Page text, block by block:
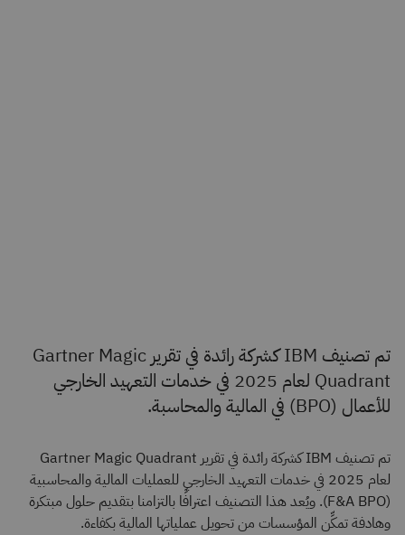
تم تصنيف IBM كشركة رائدة في تقرير Gartner Magic
Quadrant لعام 2025 في خدمات التعهيد الخارجي
للأعمال (BPO) في المالية والمحاسبة.
تم تصنيف IBM كشركة رائدة في تقرير Gartner Magic Quadrant
لعام 2025 في خدمات التعهيد الخارجي للعمليات المالية والمحاسبية
(F&A BPO). ويُعد هذا التصنيف اعترافًا بالتزامنا بتقديم حلول مبتكرة
وهادفة تمكِّن المؤسسات من تحويل عملياتها المالية بكفاءة.